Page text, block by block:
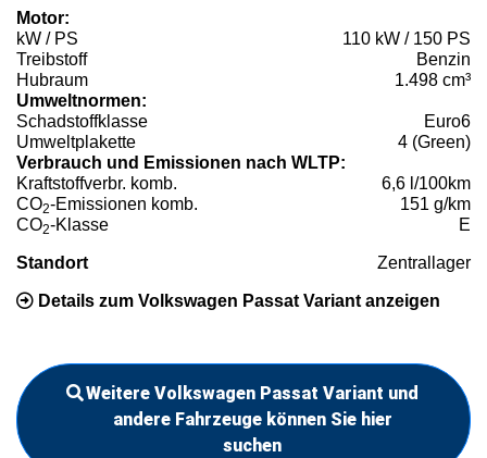
Motor:
kW / PS
110 kW / 150 PS
Treibstoff
Benzin
Hubraum
1.498 cm³
Umweltnormen:
Schadstoffklasse
Euro6
Umweltplakette
4 (Green)
Verbrauch und Emissionen nach WLTP:
Kraftstoffverbr. komb.
6,6 l/100km
CO2-Emissionen komb.
151 g/km
CO2-Klasse E
Standort Zentrallager
Details zum Volkswagen Passat Variant anzeigen
Weitere Volkswagen Passat Variant und
andere Fahrzeuge können Sie hier
suchen